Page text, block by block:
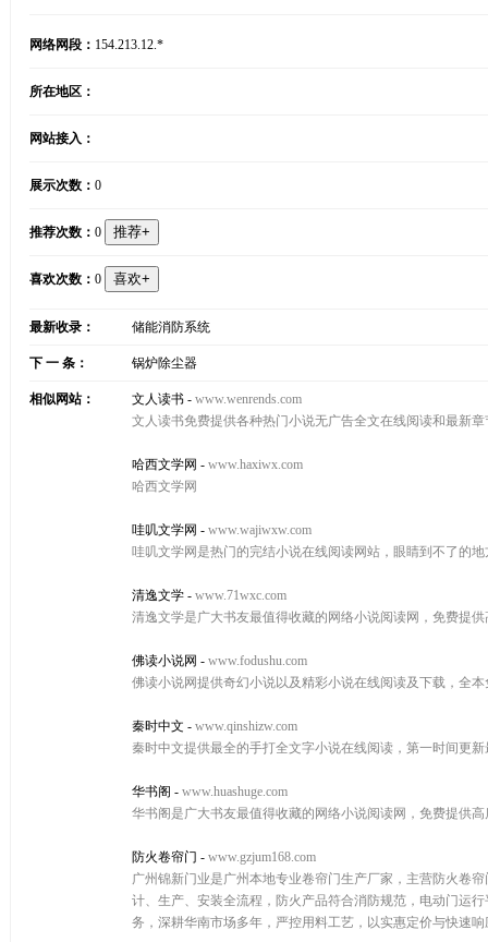
网络网段： 154.213.12.*
所在地区：
网站接入：
展示次数： 0
推荐次数： 0
喜欢次数： 0
最新收录： 储能消防系统
下 一 条： 锅炉除尘器
相似网站： 文人读书 - www.wenrends.com
文人读书免费提供各种热门小说无广告全文在线阅读和最新
哈西文学网 - www.haxiwx.com
哈西文学网
哇叽文学网 - www.wajiwxw.com
哇叽文学网是热门的完结小说在线阅读网站，眼睛到不了的
清逸文学 - www.71wxc.com
清逸文学是广大书友最值得收藏的网络小说阅读网，免费提
佛读小说网 - www.fodushu.com
佛读小说网提供奇幻小说以及精彩小说在线阅读及下载，全
秦时中文 - www.qinshizw.com
秦时中文提供最全的手打全文字小说在线阅读，第一时间更
华书阁 - www.huashuge.com
华书阁是广大书友最值得收藏的网络小说阅读网，免费提供
防火卷帘门 - www.gzjum168.com
广州锦新门业是广州本地专业卷帘门生产厂家，主营防火卷
计、生产、安装全流程，防火产品符合消防规范，电动门运
务，深耕华南市场多年，严控用料工艺，以实惠定价与快速